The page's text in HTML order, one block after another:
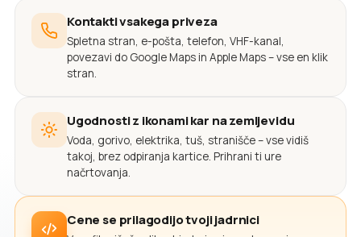
Kontakti vsakega priveza
Spletna stran, e-pošta, telefon, VHF-kanal,
povezavi do Google Maps in Apple Maps – vse en klik
stran.
Ugodnosti z ikonami kar na zemljevidu
Voda, gorivo, elektrika, tuš, stranišče – vse vidiš
takoj, brez odpiranja kartice. Prihrani ti ure
načrtovanja.
Cene se prilagodijo tvoji jadrnici